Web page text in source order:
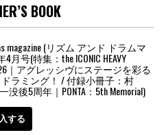
BOOK
magazine (リズム アンド ドラムマ
月号(特集：the ICONIC HEAVY
｜アグレッシヴにステージを彩る
ラミング！ / 付録小冊子：村
没後5周年｜PONTA：5th Memorial)
する